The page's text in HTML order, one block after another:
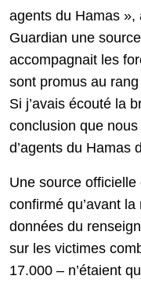
agents du Hamas
Guardian une
accompagnait les
sont promus au
Si j’avais écouté la
conclusion que
d’agents du Hamas
Une source
confirmé qu’avant
données du
sur les victimes
17.000 – n’étaient